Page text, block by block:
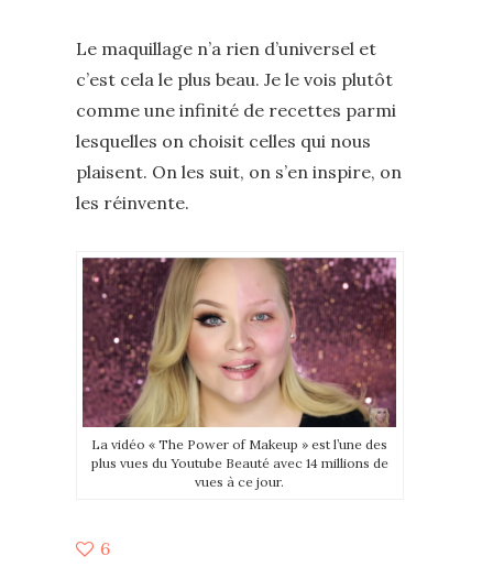
Le maquillage n’a rien d’universel et
c’est cela le plus beau. Je le vois plutôt
comme une infinité de recettes parmi
lesquelles on choisit celles qui nous
plaisent. On les suit, on s’en inspire, on
les réinvente.
La vidéo « The Power of Makeup » est l’une des
plus vues du Youtube Beauté avec 14 millions de
vues à ce jour.
6